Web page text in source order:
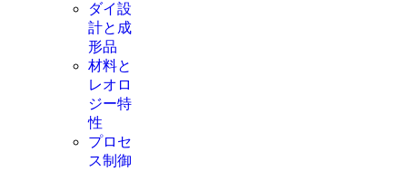
ダイ設
計と成
形品
材料と
レオロ
ジー特
性
プロセ
ス制御